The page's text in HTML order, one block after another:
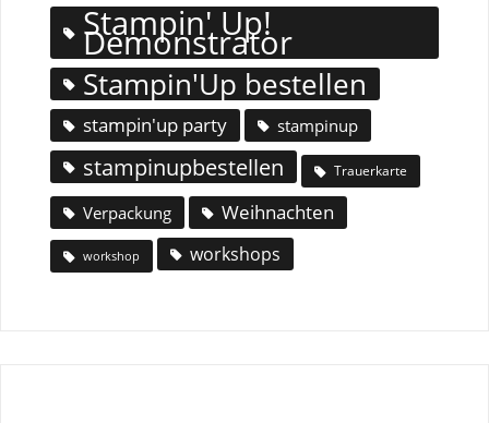
Stampin' Up!
Demonstrator
Stampin'Up bestellen
stampin'up party stampinup
stampinupbestellen Trauerkarte
Verpackung Weihnachten
workshop workshops